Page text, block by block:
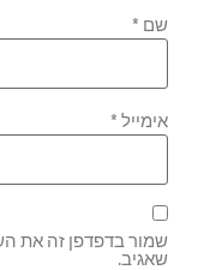
שם*
אימייל*
שמור בדפדפן זה את
שאגיב.